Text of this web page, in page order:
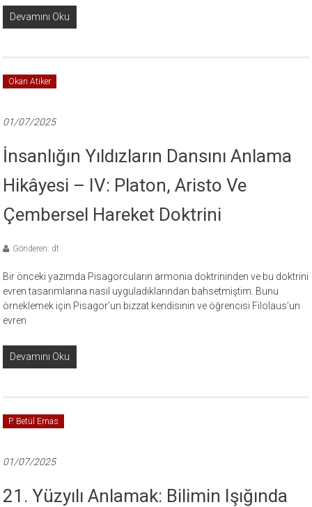
Devamını Oku
Okan Atiker
01/07/2025
İnsanlığın Yıldızların Dansını Anlama
Hikâyesi – IV: Platon, Aristo Ve
Çembersel Hareket Doktrini
Gönderen: dt
Bir önceki yazımda Pisagorcuların armonia doktrininden ve bu doktrini
evren tasarımlarına nasıl uyguladıklarından bahsetmiştim. Bunu
örneklemek için Pisagor’un bizzat kendisinin ve öğrencisi Filolaus’un
evren
Devamını Oku
P. Betül Ernas
01/07/2025
21. Yüzyılı Anlamak: Bilimin Işığında